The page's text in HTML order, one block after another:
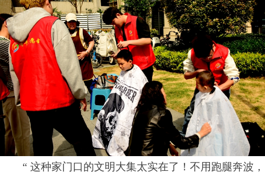
“ 这种家门口的文明大集太实在了！不用跑腿奔波，